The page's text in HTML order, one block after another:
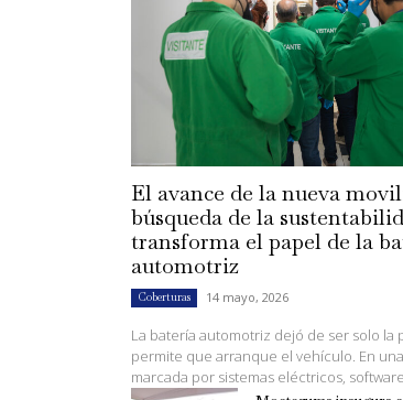
El avance de la nueva
búsqueda de la
transforma el papel de la
automotriz
Coberturas 14 mayo, 2026
La batería automotriz dejó de ser solo la
permite que arranque el vehículo. En
marcada por sistemas eléctricos,